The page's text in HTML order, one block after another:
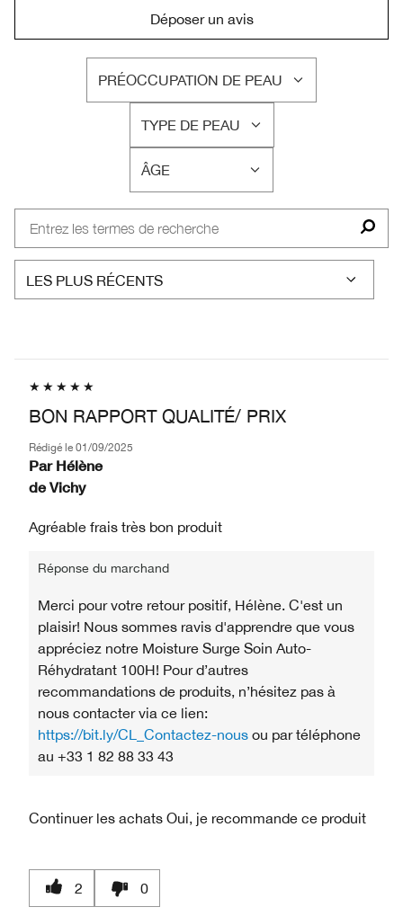
Déposer un avis
PRÉOCCUPATION DE PEAU
FRANÇAIS
TYPE DE PEAU
FRANÇAIS
ÂGE
FRANÇAIS
BON RAPPORT QUALITÉ/ PRIX
Rédigé le 01/09/2025
Par Hélène
de Vichy
Agréable frais très bon produit
Réponse du marchand
Merci pour votre retour positif, Hélène. C'est un
plaisir! Nous sommes ravis d'apprendre que vous
appréciez notre Moisture Surge Soin Auto-
Réhydratant 100H! Pour d’autres
recommandations de produits, n’hésitez pas à
nous contacter via ce lien:
https://bit.ly/CL_Contactez-nous ou par téléphone
au +33 1 82 88 33 43
Continuer les achats Oui, je recommande ce produit
2 0